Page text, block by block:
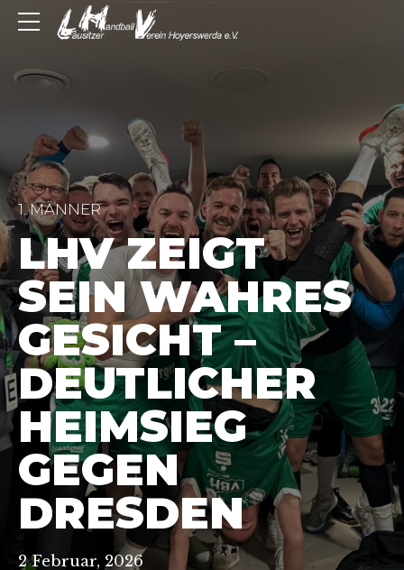
1. MÄNNER
LHV ZEIGT
SEIN WAHRES
GESICHT –
DEUTLICHER
HEIMSIEG
GEGEN
DRESDEN
2 Februar, 2026